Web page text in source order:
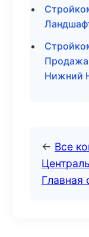
Продажа
Нижний
← Все
Главная